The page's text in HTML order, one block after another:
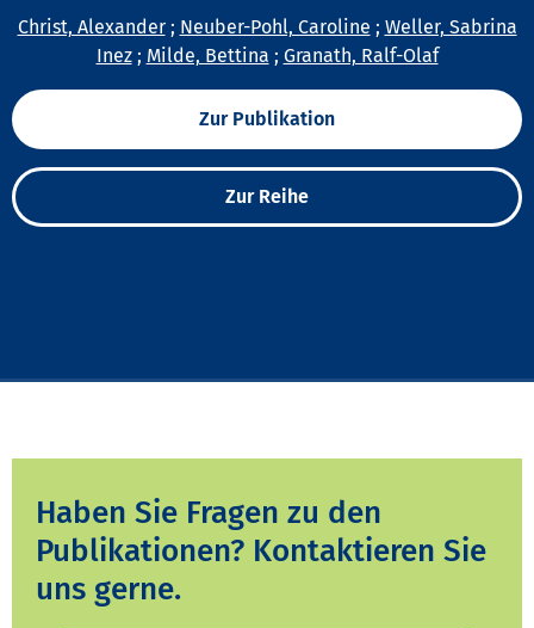
Christ, Alexander; Neuber-Pohl, Caroline ; Weller, Sabrina
Inez; Milde, Bettina ; Granath, Ralf-Olaf
Zur Publikation
Zur Reihe
Haben Sie Fragen zu den
Publikationen? Kontaktieren Sie
uns gerne.